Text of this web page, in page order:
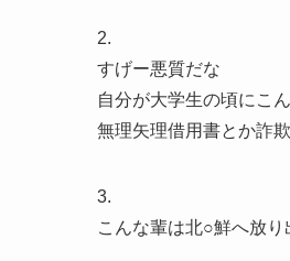
2.
すげー悪質だな
自分が大学生の頃にこ
無理矢理借用書とか詐
3.
こんな輩は北○鮮へ放り